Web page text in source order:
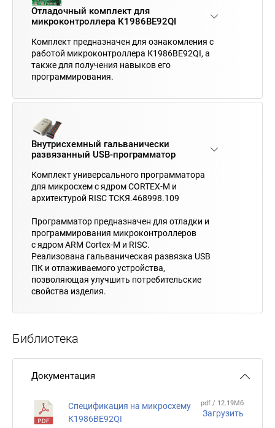
Отладочный комплект для
микроконтроллера К1986ВЕ92QI
Комплект предназначен для ознакомления с
работой микроконтроллера К1986ВЕ92QI, а
также для получения навыков его
программирования.
Внутрисхемный гальванически
развязанный USB-программатор
Комплект универсального программатора
для микросхем с ядром CORTEX-M и
архитектурой RISC ТСКЯ.468998.109
Программатор предназначен для отладки и
программирования микроконтроллеров
с ядром ARM Cortex-M и RISC.
Реализована гальваническая развязка USB
ПК и отлаживаемого устройства,
позволяющая улучшить потребительские
свойства изделия.
Библиотека
Документация
Спецификация на микросхему
К1986ВЕ92QI
pdf / 12.19Мб
Загрузить